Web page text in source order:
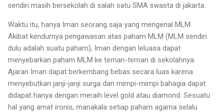
sendiri masih bersekolah di salah satu SMA swasta di jakarta.
Waktu itu, hanya Iman seorang saja yang mengenal MLM.
Akibat kendurnya pengawasan atas paham MLM (MLM sendiri
dulu adalah suatu paham), Iman dengan leluasa dapat
menyebarkan paham MLM ke teman-teman di sekolahnya.
Ajaran Iman dapat berkembang bebas secara luas karena
menyebutkan janji-janji surga dan mimpi-mimpi bahagia dapat
didapat hanya dengan meraih level gold atau diamond. Sesuatu
hal yang amat ironis, manakala setiap paham agama selalu